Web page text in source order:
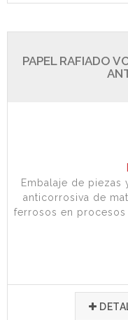
PAPEL RAFIADO
Embalaje de piezas
anticorrosiva de
ferrosos en procesos